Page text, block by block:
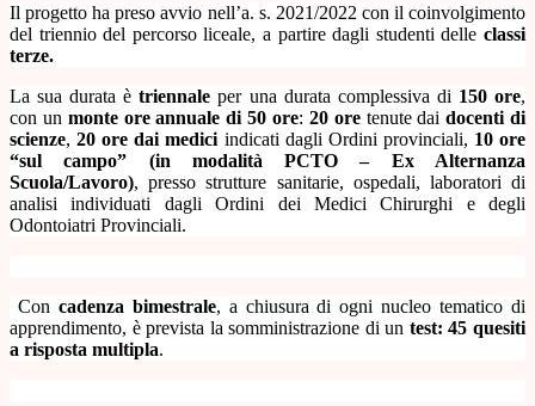
Il progetto ha preso avvio nell’a. s. 2021/2022 con il coinvolgimento
del triennio del percorso liceale, a partire dagli studenti delle classi
terze.
La sua durata ètriennale per una durata complessiva di 150 ore,
con un monte ore annuale di 50 ore: 20 oretenute daidocenti di
scienze,20 ore dai medici indicati dagli Ordini provinciali, 10 ore
“sul campo” (in modalità PCTO – Ex Alternanza
Scuola/Lavoro), presso strutture sanitarie, ospedali, laboratori di
analisi individuati dagli Ordini dei Medici Chirurghi e degli
Odontoiatri Provinciali.
Con cadenza bimestrale, a chiusura di ogni nucleo tematico di
apprendimento, è prevista la somministrazione di un test: 45 quesiti
a risposta multipla.